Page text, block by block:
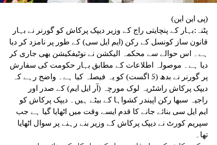
(پی این این)
پٹنہ:بہار کے پنچایتی راج کے وزیر دیپک پرکاش کو گورنر نے بہار
قانون ساز کونسل کے رکن (ایم ایل سی) کے طور پر نامزد کر دیا
ہے۔ اس حوالے سے محکمہ الیکشن نے نوٹیفکیشن بھی جاری کر
دیا ہے۔ موصولہ اطلاعات کے مطابق بہار حکومت کی سفارش
پر گورنر نے بدھ (5 اگست) کو یہ فیصلہ کیا ہے۔ واضح رہے کہ
دیپک پرکاش راشٹریہ لوک مورچہ (آر ایل ایم) کے صدر اور
راجیہ سبھا رکن اپیندر کشواہا کے بیٹے ہیں۔ دیپک پرکاش کو
ایم ایل سی بنائے جانے کا قدم ایسے وقت میں اٹھایا گیا ہے جب
سپریم کورٹ نے دیپک پرکاش کے وزیر بنے رہنے پر سوال اٹھایا
تھا۔